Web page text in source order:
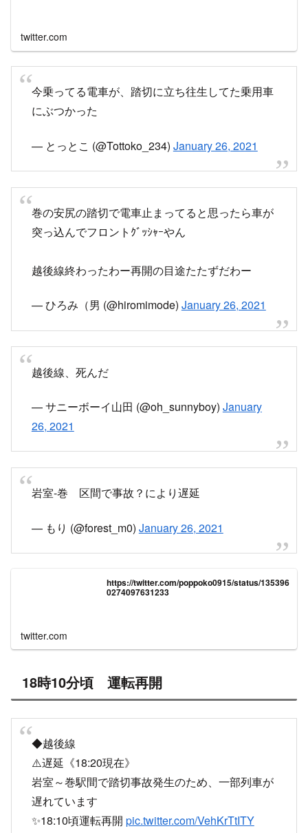
twitter.com
今乗ってる電車が、踏切に立ち往生してた乗用車
にぶつかった
— とっとこ (@Tottoko_234) January 26, 2021
巻の安尻の踏切で電車止まってると思ったら車が
突っ込んでフロントｸﾞｯｼｬｰやん
越後線終わったわー再開の目途たたずだわー
— ひろみ（男 (@hiromimode) January 26, 2021
越後線、死んだ
— サニーボーイ山田 (@oh_sunnyboy) January
26, 2021
岩室-巻 区間で事故？により遅延
— もり (@forest_m0) January 26, 2021
https://twitter.com/poppoko0915/status/135396
0274097631233
twitter.com
18時10分頃 運転再開
◆越後線
⚠️遅延《18:20現在》
岩室～巻駅間で踏切事故発生のため、一部列車が
遅れています
✨18:10頃運転再開 pic.twitter.com/VehKrTtITY